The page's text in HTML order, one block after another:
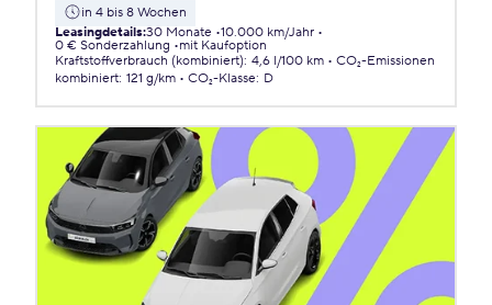
in 4 bis 8 Wochen
Leasingdetails:30 Monate 10.000 km/Jahr
0 € Sonderzahlung
mit Kaufoption
Kraftstoffverbrauch (kombiniert): 4,6 l/100 km
CO₂-Emissionen
kombiniert: 121 g/km CO₂-Klasse: D